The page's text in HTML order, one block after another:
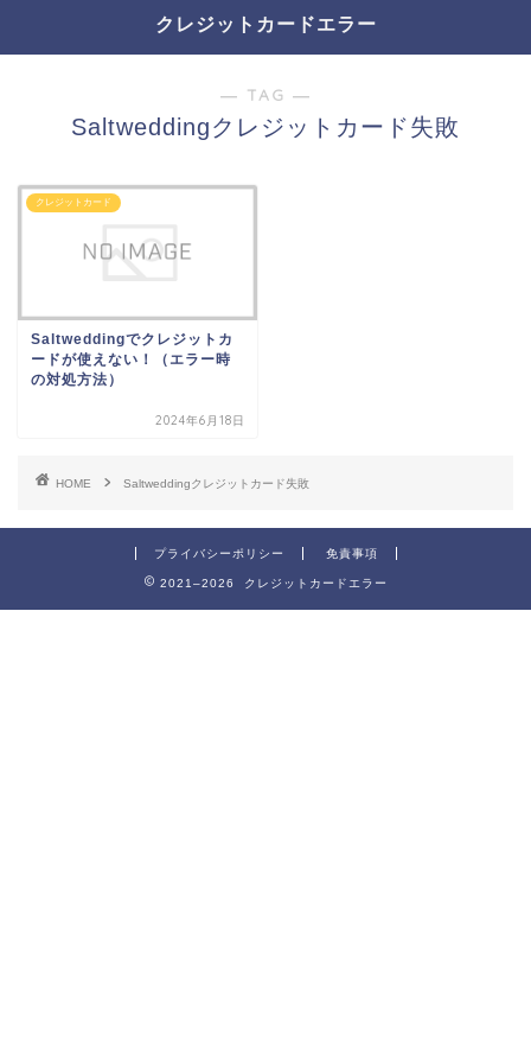
クレジットカードエラー
― TAG ―
Saltweddingクレジットカード失敗
クレジットカード
Saltweddingでクレジットカ
ードが使えない！（エラー時
の対処方法）
2024年6月18日
HOME Saltweddingクレジットカード失敗
プライバシーポリシー 免責事項
2021–2026 クレジットカードエラー